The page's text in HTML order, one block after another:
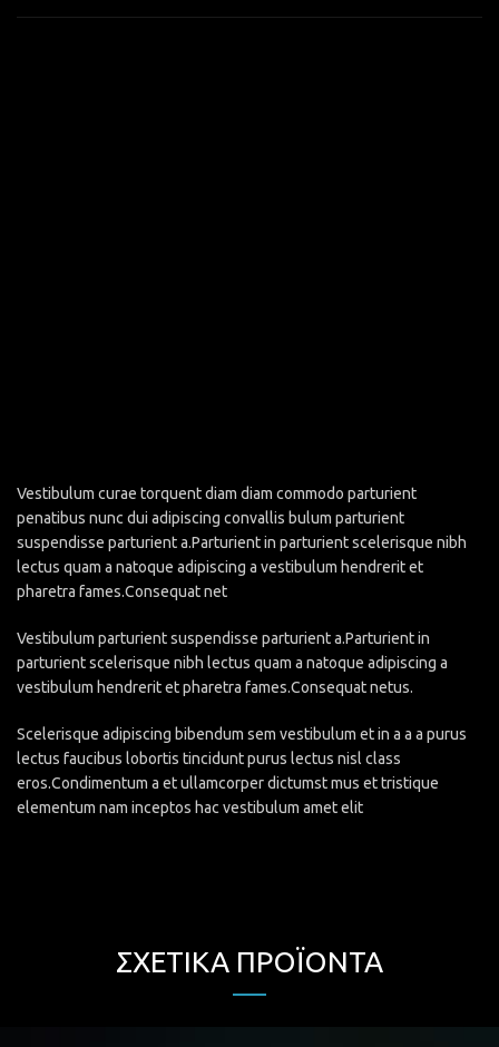
Vestibulum curae torquent diam diam commodo parturient
penatibus nunc dui adipiscing convallis bulum parturient
suspendisse parturient a.Parturient in parturient scelerisque nibh
lectus quam a natoque adipiscing a vestibulum hendrerit et
pharetra fames.Consequat net
Vestibulum parturient suspendisse parturient a.Parturient in
parturient scelerisque nibh lectus quam a natoque adipiscing a
vestibulum hendrerit et pharetra fames.Consequat netus.
Scelerisque adipiscing bibendum sem vestibulum et in a a a purus
lectus faucibus lobortis tincidunt purus lectus nisl class
eros.Condimentum a et ullamcorper dictumst mus et tristique
elementum nam inceptos hac vestibulum amet elit
ΣΧΕΤΙΚΆ ΠΡΟΪΌΝΤΑ